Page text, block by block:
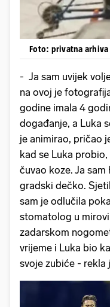
Foto: privatna arhiva
- Ja sam uvijek
na ovoj je
godine imala 4
događanje, a Luka
je animirao, pričao
kad se Luka
čuvao koze. Ja
gradski dečko.
sam je odlučila
stomatolog u
zadarskom
vrijeme i Luka bio
svoje zubiće - rekla